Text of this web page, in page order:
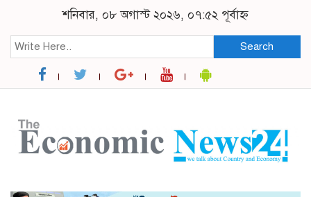
শনিবার, ০৮ অগাস্ট ২০২৬, ০৭:৫২ পূর্বাহ্ন
Search